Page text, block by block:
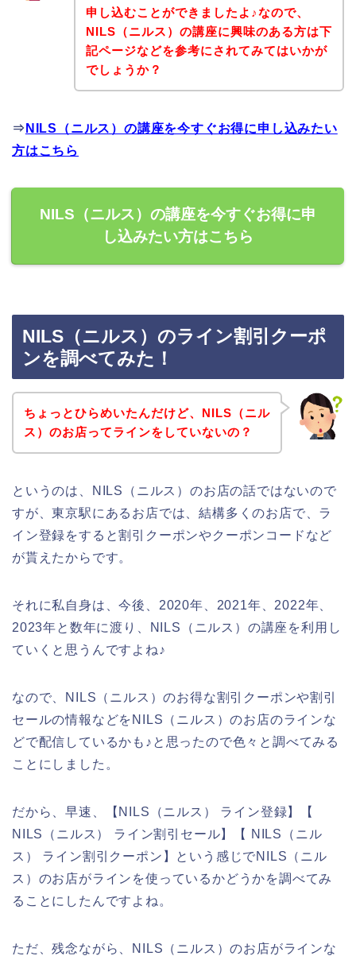
申し込むことができましたよ♪なので、
NILS（ニルス）の講座に興味のある方は下
記ページなどを参考にされてみてはいかが
でしょうか？
⇒ NILS（ニルス）の講座を今すぐお得に申し込みたい
方はこちら
NILS（ニルス）の講座を今すぐお得に申
し込みたい方はこちら
NILS（ニルス）のライン割引クーポ
ンを調べてみた！
ちょっとひらめいたんだけど、NILS（ニル
ス）のお店ってラインをしていないの？
というのは、NILS（ニルス）のお店の話ではないので
すが、東京駅にあるお店では、結構多くのお店で、ラ
イン登録をすると割引クーポンやクーポンコードなど
が貰えたからです。
それに私自身は、今後、2020年、2021年、2022年、
2023年と数年に渡り、NILS（ニルス）の講座を利用し
ていくと思うんですよね♪
なので、NILS（ニルス）のお得な割引クーポンや割引
セールの情報などをNILS（ニルス）のお店のラインな
どで配信しているかも♪と思ったので色々と調べてみる
ことにしました。
だから、早速、【NILS（ニルス） ライン登録】【
NILS（ニルス） ライン割引セール】【 NILS（ニル
ス） ライン割引クーポン】という感じでNILS（ニル
ス）のお店がラインを使っているかどうかを調べてみ
ることにしたんですよね。
ただ、残念ながら、NILS（ニルス）のお店がラインな